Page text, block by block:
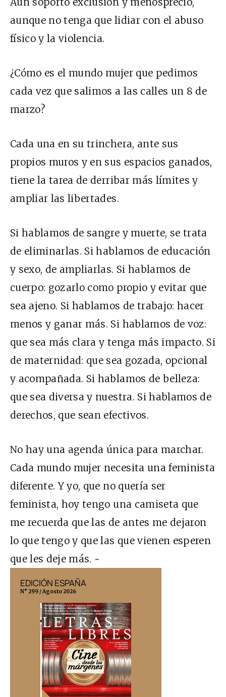
aunque no tenga que lidiar con el abuso
físico y la violencia.
¿Cómo es el mundo mujer que pedimos
cada vez que salimos a las calles un 8 de
marzo?
Cada una en su trinchera, ante sus
propios muros y en sus espacios ganados,
tiene la tarea de derribar más límites y
ampliar las libertades.
Si hablamos de sangre y muerte, se trata
de eliminarlas. Si hablamos de educación
y sexo, de ampliarlas. Si hablamos de
cuerpo: gozarlo como propio y evitar que
sea ajeno. Si hablamos de trabajo: hacer
menos y ganar más. Si hablamos de voz:
que sea más clara y tenga más impacto. Si
de maternidad: que sea gozada, opcional
y acompañada. Si hablamos de belleza:
que sea diversa y nuestra. Si hablamos de
derechos, que sean efectivos.
No hay una agenda única para marchar.
Cada mundo mujer necesita una feminista
diferente. Y yo, que no quería ser
feminista, hoy tengo una camiseta que
me recuerda que las de antes me dejaron
lo que tengo y que las que vienen esperen
que les deje más. ~
EDICIÓN ESPAÑA
N° 299 / Agosto 2026